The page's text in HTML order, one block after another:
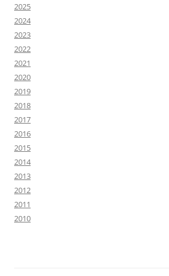
2025
2024
2023
2022
2021
2020
2019
2018
2017
2016
2015
2014
2013
2012
2011
2010